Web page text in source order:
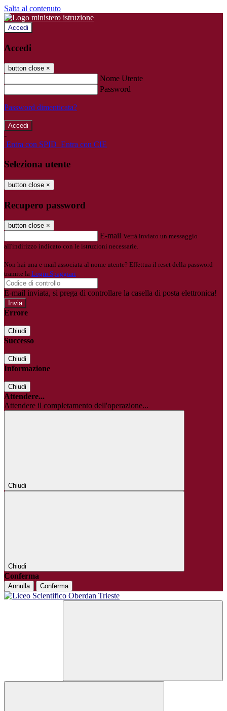
Salta al contenuto
Accedi
Accedi
button close ×
Nome Utente
Password
Password dimenticata?
-
Entra con SPID Entra con CIE
Seleziona utente
button close ×
Recupero password
button close ×
E-mail Verrà inviato un messaggio
all'indirizzo indicato con le istruzioni necessarie.
Non hai una e-mail associata al nome utente? Effettua il reset della password
tramite la Login Spaggiari
E-mail inviata, si prega di controllare la casella di posta elettronica!
Errore
Chiudi
Successo
Chiudi
Informazione
Chiudi
Attendere...
Attendere il completamento dell'operazione...
Chiudi
Chiudi
Conferma
Annulla Conferma